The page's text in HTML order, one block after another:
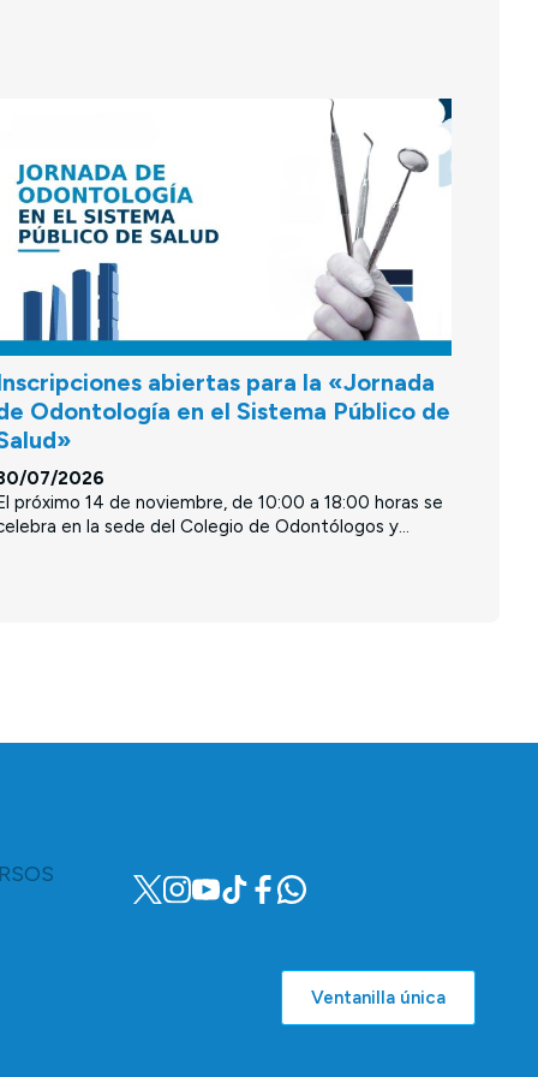
abiertas para la «Jornada
Odontología en el Sistema Público de
07/2026
El próximo 14 de noviembre, de 10:00 a 18:00 horas se
en la sede del Colegio de Odontólogos y...
Ventanilla única